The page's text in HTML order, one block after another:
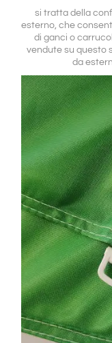
si tratta della
esterno, che
di ganci o
vendute su questo
da